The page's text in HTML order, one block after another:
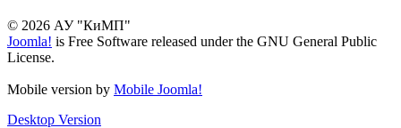
© 2026 АУ "КиМП"
Joomla! is Free Software released under the GNU General Public
License.
Mobile version by Mobile Joomla!
Desktop Version